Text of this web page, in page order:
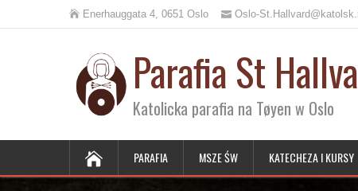
Enerhauggata 4, 0651 Oslo Oslo-
Parafia St
Katolicka parafia na Tøyen w Oslo
PARAFIA MSZE ŚW KATECHEZA I KURSY